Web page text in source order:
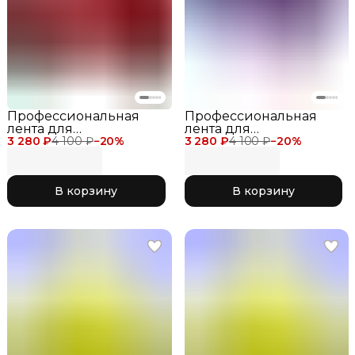
3 280 ₽4 100 ₽−20%
Профессиональная
лента для
художественной
метров 759 Wine Red
В корзину
3 280 ₽4 100 ₽−20%
Профессиональная
лента для
художественной
метров для
соревнований 750
Coral
В корзину